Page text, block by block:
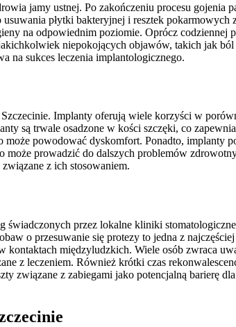
jamy ustnej. Po zakończeniu procesu gojenia
płytki bakteryjnej i resztek
na odpowiednim poziomie. Oprócz codziennej
niepokojących objawów, takich jak
na sukces leczenia implantologicznego.
Implanty oferują wiele korzyści w
są trwale osadzone w kości szczęki, co
powodować dyskomfort. Ponadto, implanty
prowadzić do dalszych problemów
z ich stosowaniem.
świadczonych przez lokalne kliniki
o przesuwanie się protezy to jedna z
międzyludzkich. Wiele osób zwraca
z leczeniem. Również krótki czas
związane z zabiegami jako potencjalną barierę